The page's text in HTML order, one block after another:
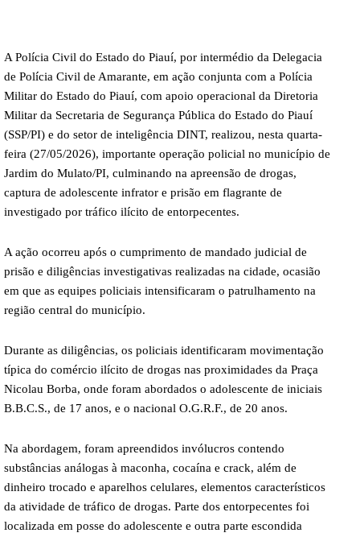
A Polícia Civil do Estado do Piauí, por intermédio da Delegacia
de Polícia Civil de Amarante, em ação conjunta com a Polícia
Militar do Estado do Piauí, com apoio operacional da Diretoria
Militar da Secretaria de Segurança Pública do Estado do Piauí
(SSP/PI) e do setor de inteligência DINT, realizou, nesta quarta-
feira (27/05/2026), importante operação policial no município de
Jardim do Mulato/PI, culminando na apreensão de drogas,
captura de adolescente infrator e prisão em flagrante de
investigado por tráfico ilícito de entorpecentes.
A ação ocorreu após o cumprimento de mandado judicial de
prisão e diligências investigativas realizadas na cidade, ocasião
em que as equipes policiais intensificaram o patrulhamento na
região central do município.
Durante as diligências, os policiais identificaram movimentação
típica do comércio ilícito de drogas nas proximidades da Praça
Nicolau Borba, onde foram abordados o adolescente de iniciais
B.B.C.S., de 17 anos, e o nacional O.G.R.F., de 20 anos.
Na abordagem, foram apreendidos invólucros contendo
substâncias análogas à maconha, cocaína e crack, além de
dinheiro trocado e aparelhos celulares, elementos característicos
da atividade de tráfico de drogas. Parte dos entorpecentes foi
localizada em posse do adolescente e outra parte escondida